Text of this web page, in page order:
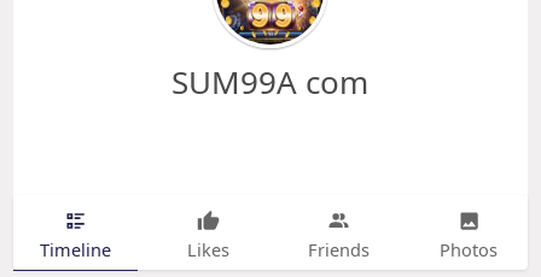
SUM99A com
Timeline Likes Friends Photos